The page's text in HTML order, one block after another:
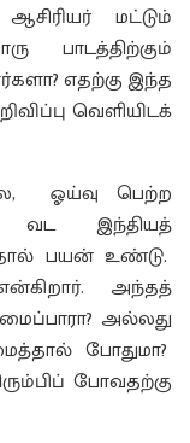
மட்டும்
பாடத்திற்கும்
எதற்கு இந்த
வெளியிடக்
ஓய்வு பெற்ற
இந்தியத்
பயன் உண்டு.
அந்தத்
அல்லது
போதுமா?
போவதற்கு